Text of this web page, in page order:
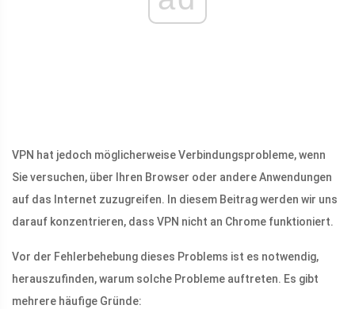
VPN hat jedoch möglicherweise Verbindungsprobleme, wenn
Sie versuchen, über Ihren Browser oder andere Anwendungen
auf das Internet zuzugreifen. In diesem Beitrag werden wir uns
darauf konzentrieren, dass VPN nicht an Chrome funktioniert.
Vor der Fehlerbehebung dieses Problems ist es notwendig,
herauszufinden, warum solche Probleme auftreten. Es gibt
mehrere häufige Gründe: